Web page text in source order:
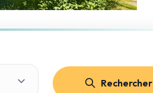
Rechercher